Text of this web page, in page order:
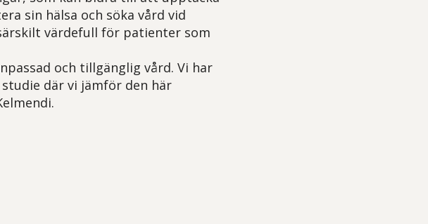
sin hälsa och söka vård vid
värdefull för patienter som
och tillgänglig vård. Vi har
där vi jämför den här